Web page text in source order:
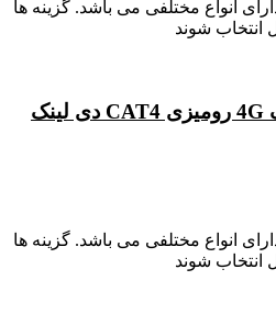
انواع مختلفی می باشد. گزینه ها
شوند
مودم دو سیم کارتی آنلاک 4G رومیزی CAT4 دی لینک
انواع مختلفی می باشد. گزینه ها
شوند